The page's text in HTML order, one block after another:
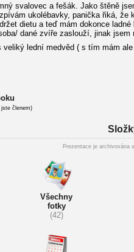
svalovec a fešák. Jako štěně
ukolébavky, panička řiká,
dietu a teď mám dokonce
dané zvíře zaslouží, jinak jsem
veliký lední medvěd ( s tím mám
členem)
Prezentace je archivována
Všechny
fotky
(42)